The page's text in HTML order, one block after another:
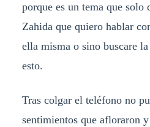
porque es un tema que solo
Zahida que quiero hablar
ella misma o sino buscare
esto.
Tras colgar el teléfono no
sentimientos que afloraron